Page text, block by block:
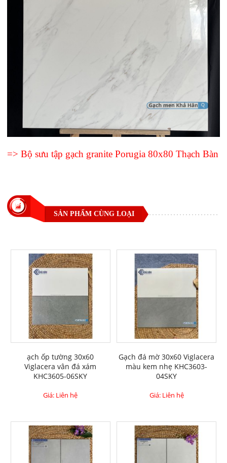
=> Bộ sưu tập gạch granite Porugia 80x80 Thạch Bàn
SẢN PHẨM CÙNG LOẠI
ạch ốp tường 30x60
Viglacera vân đá xám
KHC3605-06SKY
Giá: Liên hệ
Gạch đá mờ 30x60 Viglacera
màu kem nhẹ KHC3603-
04SKY
Giá: Liên hệ